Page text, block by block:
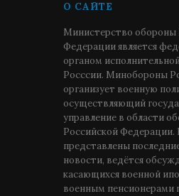
О САЙТЕ
Министерство обороны
Федерации является
органом
Росссии. Минобороны
организует военную
осуществляющий
управление в области
Российской Федерации.
представлены
новости, ведётся
касающихся военной
военным пенсионерами